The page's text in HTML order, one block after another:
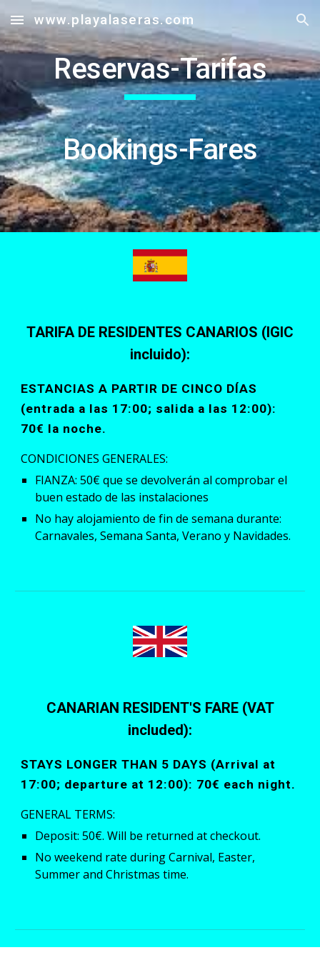
Skip to main content Skip to navigation
www.playalaseras.com
Reservas-Tarifas
Bookings-Fares
TARIFA DE RESIDENTES CANARIOS (IGIC
incluido):
ESTANCIAS A PARTIR DE CINCO DÍAS
(entrada a las 17:00; salida a las 12:00):
70€ la noche.
CONDICIONES GENERALES:
FIANZA: 50€ que se devolverán al comprobar el
buen estado de las instalaciones
No hay alojamiento de fin de semana durante:
Carnavales, Semana Santa, Verano y Navidades.
CANARIAN RESIDENT'S FARE (VAT
included):
STAYS LONGER THAN 5 DAYS (Arrival at
17:00; departure at 12:00): 70€ each night.
GENERAL TERMS:
Deposit: 50€. Will be returned at checkout.
No weekend rate during Carnival, Easter,
Summer and Christmas time.